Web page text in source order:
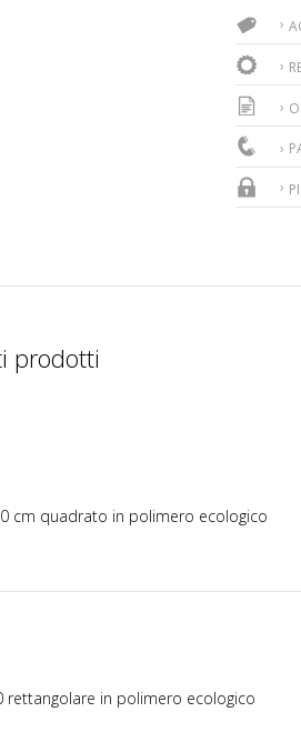
prodotti
cm quadrato in polimero ecologico
rettangolare in polimero ecologico